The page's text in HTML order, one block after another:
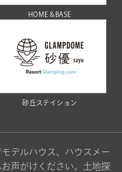
HOME＆BASE
砂丘ステイション
デルハウス、ハウスメー
声がけください。土地探